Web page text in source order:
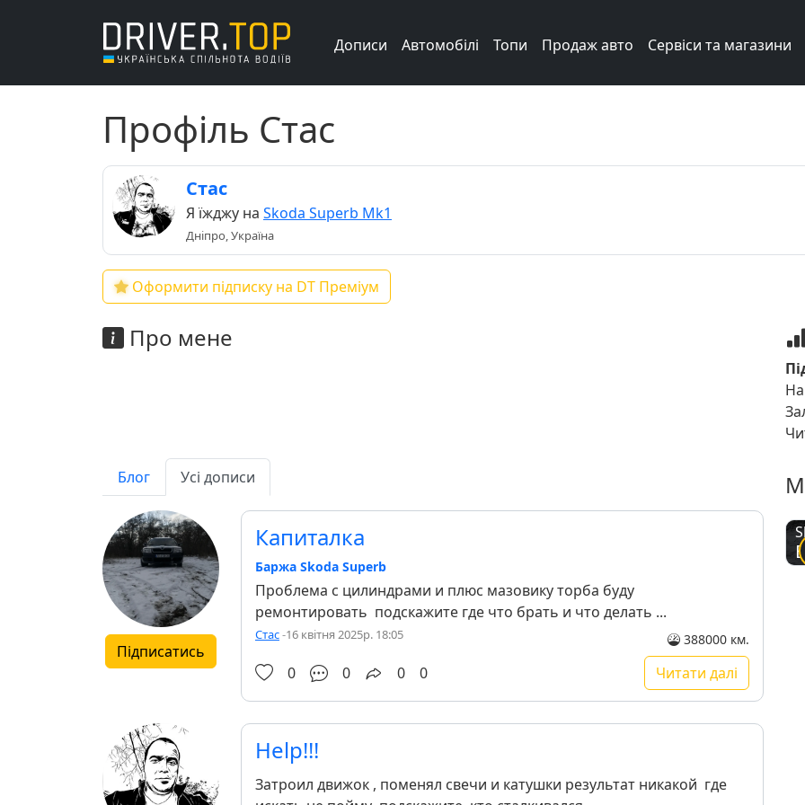
Дописи Автомобілі Топи Продаж авто Сервіси та магазини
Профіль Стас
Стас
Я їжджу на Skoda Superb Mk1
Дніпро, Україна
Оформити підписку на DT Преміум
Про мене
На
Блог Усі дописи
Підписатись
Капиталка
Баржа Skoda Superb
Проблема с цилиндрами и плюс мазовику торба буду
ремонтировать подскажите где что брать и что делать ...
Стас-16 квітня 2025р. 18:05 388000 км.
0 0 0 0 Читати далі
Help!!!
Затроил движок , поменял свечи и катушки результат никакой где